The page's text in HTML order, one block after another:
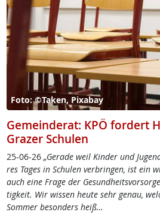
Foto: ©Taken, Pixabay
Gemeinderat: KPÖ fordert
Grazer Schulen
25-06-26 „Ge­ra­de weil Kin­der und
res Ta­ges in Schu­len ver­brin­gen, ist ein
auch ei­ne Fra­ge der
tig­keit. Wir wis­sen heu­te sehr ge­nau,
Som­mer be­son­ders heiß…